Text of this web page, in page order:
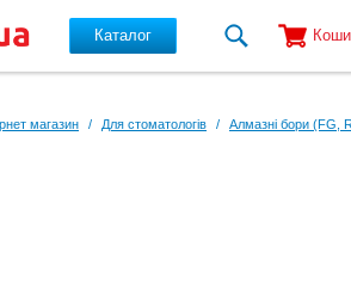
Каталог
магазин / Для стоматологів / Алмазні бори (FG,